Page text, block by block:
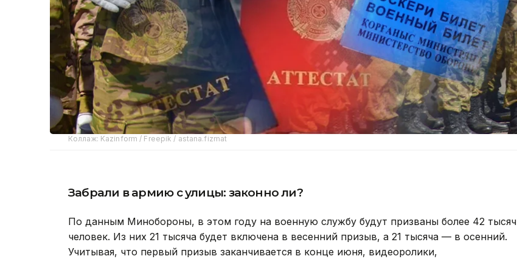
Коллаж: Kazinform / Freepik / astana.fizmat
Забрали в армию с улицы: законно ли?
По данным Минобороны, в этом году на военную службу будут призваны более 42 тысяч
человек. Из них 21 тысяча будет включена в весенний призыв, а 21 тысяча — в осенний.
Учитывая, что первый призыв заканчивается в конце июня, видеоролики,